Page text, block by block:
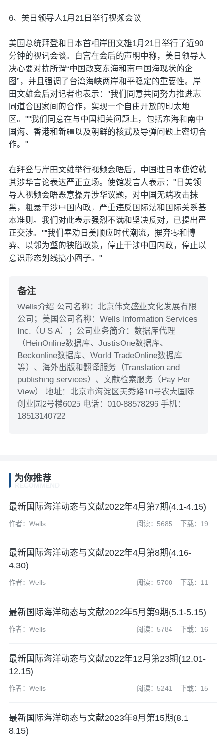
6、美日领导人1月21日举行视频会议
美国总统拜登和日本首相岸田文雄1月21日举行了近90
分钟的视讯会谈。白宫在会后的声明中称，美日领导人
决心要对抗所谓“中国改变东海和南中国海现状的企
图”，并且强调了台湾海峡两岸和平稳定的重要性。岸
田文雄会后对记者也表示："我们同意共同努力推进志
同道合国家间的合作，实现一个自由开放的印太地
区。""我们同意在与中国相关问题上，包括东海和南中
国海、香港和新疆以及朝鲜的核武及导弹问题上密切合
作。"
在拜登与岸田文雄举行视频会晤后，中国驻日本使馆就
其涉华言论表达严正立场。使馆发言人表示："日美领
导人视频会晤恶意操弄涉华议题，对中国无端攻击抹
黑，粗暴干涉中国内政，严重违反国际法和国际关系基
本准则。我们对此表示强烈不满和坚决反对，已提出严
正交涉。""我们奉劝日美顺应时代潮流，摒弃零和博
弈、以邻为壑的狭隘政策，停止干涉中国内政，停止以
意识形态划线搞小圈子。"
备注
Wells介绍 公司名称：北京伟文盛业文化发展有限
公司；美国公司名称：Wells Information Services
Inc.（U S A）；公司业务简介：数据库代理
（HeinOnline数据库、JustisOne数据库、
Beckonline数据库、World TradeOnline数据库
等）、海外出版和翻译服务（Translation and
publishing services）、文献检索服务（Pay Per
View） 地址：北京市海淀区天秀路10号农大国际
创业园2号楼6025 电话：010-88578296 手机：
18513140722
为你推荐
最新国际海洋动态与文献2022年4月第7期(4.1-4.15)
作者：Wells 阅读：5685 下载：19
最新国际海洋动态与文献2022年4月第8期(4.16-
4.30)
作者：Wells 阅读：5708 下载：11
最新国际海洋动态与文献2022年5月第9期(5.1-5.15)
作者：Wells 阅读：5784 下载：16
最新国际海洋动态与文献2022年12月第23期(12.01-
12.15)
作者：Wells 阅读：5241 下载：15
最新国际海洋动态与文献2023年8月第15期(8.1-
8.15)